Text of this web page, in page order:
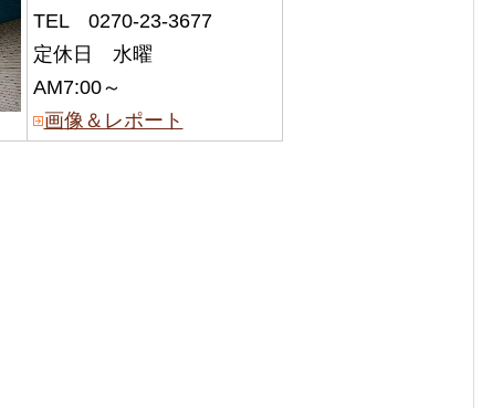
TEL 0270-23-3677
定休日 水曜
AM7:00～
画像＆レポート